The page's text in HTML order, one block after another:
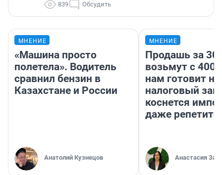
839 Обсудить
МНЕНИЕ
«Машина просто
полетела». Водитель
сравнил бензин в
Казахстане и России
Анатолий Кузнецов
МНЕНИЕ
Продашь за
возьмут с
нам готовит
налоговый
коснется
даже
Анастасия